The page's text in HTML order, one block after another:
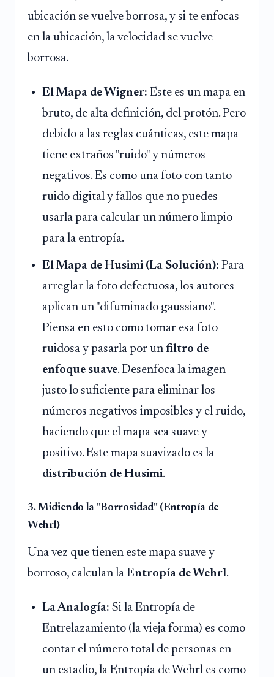
ubicación se vuelve borrosa, y si te enfocas
en la ubicación, la velocidad se vuelve
borrosa.
El Mapa de Wigner: Este es un mapa en
bruto, de alta definición, del protón. Pero
debido a las reglas cuánticas, este mapa
tiene extraños "ruido" y números
negativos. Es como una foto con tanto
ruido digital y fallos que no puedes
usarla para calcular un número limpio
para la entropía.
El Mapa de Husimi (La Solución): Para
arreglar la foto defectuosa, los autores
aplican un "difuminado gaussiano".
Piensa en esto como tomar esa foto
ruidosa y pasarla por un filtro de
enfoque suave. Desenfoca la imagen
justo lo suficiente para eliminar los
números negativos imposibles y el ruido,
haciendo que el mapa sea suave y
positivo. Este mapa suavizado es la
distribución de Husimi.
3. Midiendo la "Borrosidad" (Entropía de
Wehrl)
Una vez que tienen este mapa suave y
borroso, calculan la Entropía de Wehrl.
La Analogía: Si la Entropía de
Entrelazamiento (la vieja forma) es como
contar el número total de personas en
un estadio, la Entropía de Wehrl es como